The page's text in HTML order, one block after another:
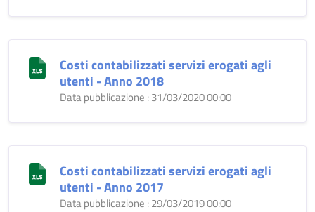
Costi contabilizzati servizi erogati agli
utenti - Anno 2018
Data pubblicazione : 31/03/2020 00:00
Costi contabilizzati servizi erogati agli
utenti - Anno 2017
Data pubblicazione : 29/03/2019 00:00